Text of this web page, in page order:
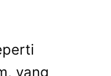
yang